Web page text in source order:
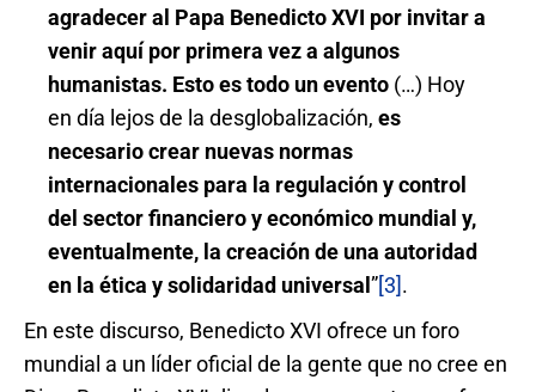
agradecer al Papa Benedicto XVI por invitar a
venir aquí por primera vez a algunos
humanistas. Esto es todo un evento (…) Hoy
en día lejos de la desglobalización,es
necesario crear nuevas normas
internacionales para la regulación y control
del sector financiero y económico mundial y,
eventualmente, la creación de una autoridad
en la ética y solidaridad universal”[3].
En este discurso, Benedicto XVI ofrece un foro
mundial a un líder oficial de la gente que no cree en